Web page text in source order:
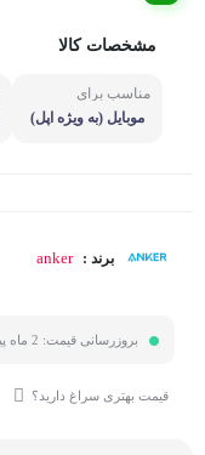
مشخصات کالا
مناسب برای
موبایل (به ویژه اپل)
برند : anker
بروزرسانی قیمت: 2 ماه پیش
قیمت بهتری سراغ دارید؟